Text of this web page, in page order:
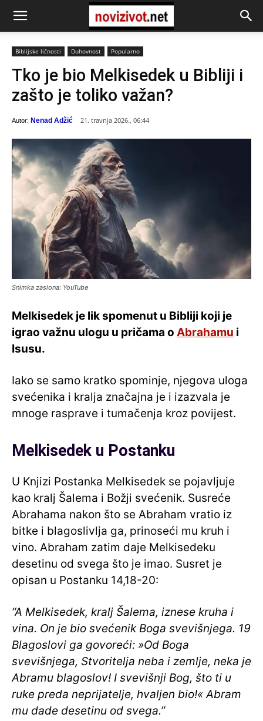
Biblijske ličnosti Duhovnost Popularno
Tko je bio Melkisedek u Bibliji i
zašto je toliko važan?
Autor: Nenad Adžić 21. travnja 2026., 06:44
Snimka zaslona: YouTube
Melkisedek je lik spomenut u Bibliji koji je
igrao važnu ulogu u pričama o Abrahamu i
Isusu.
Iako se samo kratko spominje, njegova uloga
svećenika i kralja značajna je i izazvala je
mnoge rasprave i tumačenja kroz povijest.
Melkisedek u Postanku
U Knjizi Postanka Melkisedek se pojavljuje
kao kralj Šalema i Božji svećenik. Susreće
Abrahama nakon što se Abraham vratio iz
bitke i blagoslivlja ga, prinoseći mu kruh i
vino. Abraham zatim daje Melkisedeku
desetinu od svega što je imao. Susret je
opisan u Postanku 14,18-20:
“A Melkisedek, kralj Šalema, iznese kruha i
vina. On je bio svećenik Boga svevišnjega. 19
Blagoslovi ga govoreći: »Od Boga
svevišnjega, Stvoritelja neba i zemlje, neka je
Abramu blagoslov! I svevišnji Bog, što ti u
ruke preda neprijatelje, hvaljen bio!« Abram
mu dade desetinu od svega.”